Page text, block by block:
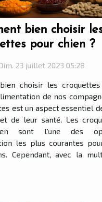
bien choisir
pour chien ?
23 juillet 2023 05:28
choisir les
de nos
est un aspect essentiel
de leur santé. Les
sont l'une des
les plus courantes
Cependant, avec la